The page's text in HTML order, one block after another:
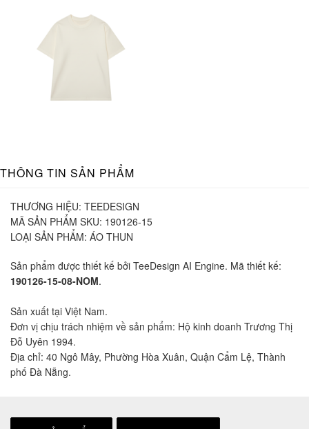
THÔNG TIN SẢN PHẨM
THƯƠNG HIỆU: TEEDESIGN
MÃ SẢN PHẨM SKU: 190126-15
LOẠI SẢN PHẨM: ÁO THUN
Sản phẩm được thiết kế bởi TeeDesign AI Engine. Mã thiết kế:
190126-15-08-NOM.
Sản xuất tại Việt Nam.
Đơn vị chịu trách nhiệm về sản phẩm: Hộ kinh doanh Trương Thị
Đỗ Uyên 1994.
Địa chỉ: 40 Ngô Mây, Phường Hòa Xuân, Quận Cẩm Lệ, Thành
phố Đà Nẵng.